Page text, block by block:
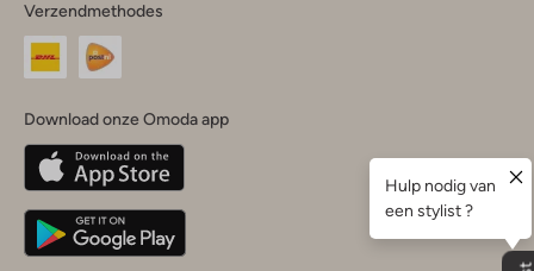
je
land
Nederland
Belgique(Français)
Deutschland
Verzendmethodes
Download onze Omoda app